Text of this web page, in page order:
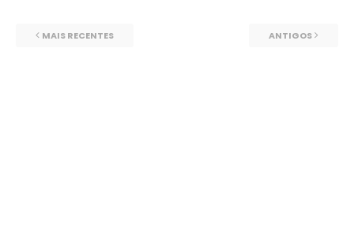
MAIS RECENTES ANTIGOS